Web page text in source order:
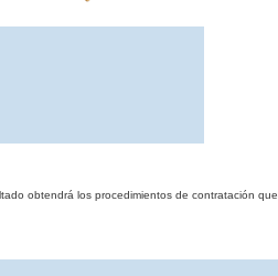
obtendrá los procedimientos de contratación que